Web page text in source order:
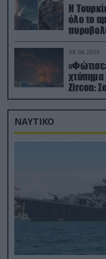
Η
όλο το
ΑΤΑCMS
08.08.2026
χτύπημα
Zircon:
ΝΑΥΤΙΚΟ